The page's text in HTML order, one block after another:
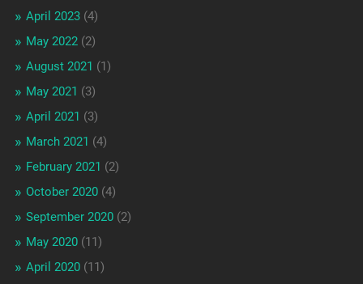
April 2023(4)
May 2022(2)
August 2021 (1)
May 2021 (3)
April 2021 (3)
March 2021 (4)
February 2021 (2)
October 2020(4)
September 2020(2)
May 2020(11)
April 2020(11)